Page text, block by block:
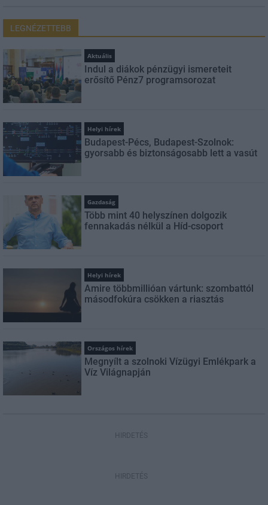
LEGNÉZETTEBB
Aktuális
Indul a diákok pénzügyi ismereteit
erősítő Pénz7 programsorozat
Helyi hírek
Budapest-Pécs, Budapest-Szolnok:
gyorsabb és biztonságosabb lett a vasút
Gazdaság
Több mint 40 helyszínen dolgozik
fennakadás nélkül a Híd-csoport
Helyi hírek
Amire többmillióan vártunk: szombattól
másodfokúra csökken a riasztás
Országos hírek
Megnyílt a szolnoki Vízügyi Emlékpark a
Víz Világnapján
HIRDETÉS
HIRDETÉS